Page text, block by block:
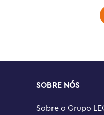
– O conjunto vem
para crianças
peças com cena de
profundidade
SOBRE NÓS
Sobre o Grupo